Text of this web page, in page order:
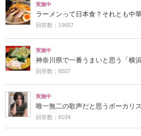
実施中
ラーメンって日本食？それとも中
回答数：19657
実施中
神奈川県で一番うまいと思う「横
回答数：8507
実施中
唯一無二の歌声だと思うボーカリ
回答数：8104